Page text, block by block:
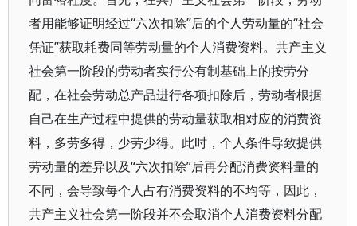
者用能够证明经过“六次扣除”后的个人劳动量的“社会
凭证”获取耗费同等劳动量的个人消费资料。共产主义
社会第一阶段的劳动者实行公有制基础上的按劳分
配，在社会劳动总产品进行各项扣除后，劳动者根据
自己在生产过程中提供的劳动量获取相对应的消费资
料，多劳多得，少劳少得。此时，个人条件导致提供
劳动量的差异以及“六次扣除”后再分配消费资料量的
不同，会导致每个人占有消费资料的不均等，因此，
共产主义社会第一阶段并不会取消个人消费资料分配